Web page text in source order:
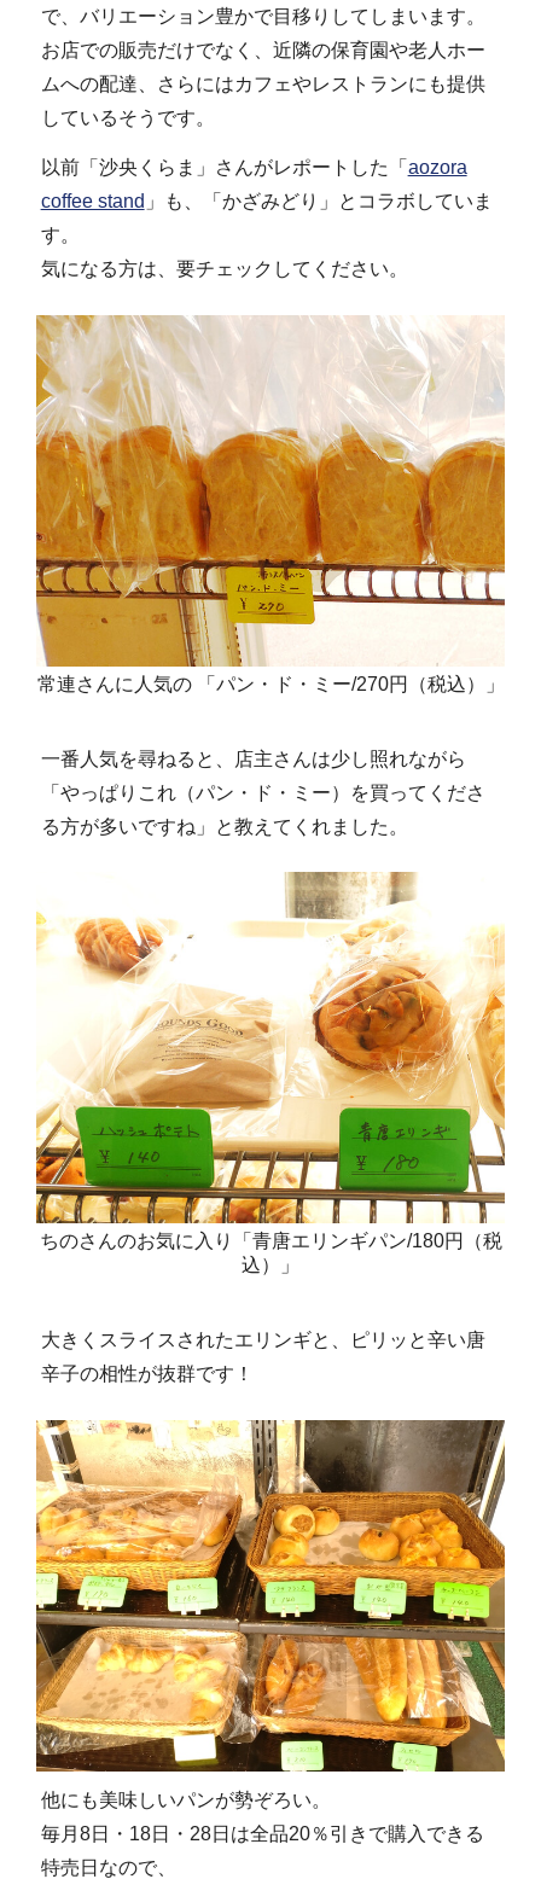
で、バリエーション豊かで目移りしてしまいます。
お店での販売だけでなく、近隣の保育園や老人ホー
ムへの配達、さらにはカフェやレストランにも提供
しているそうです。
以前「沙央くらま」さんがレポートした「 aozora
coffee stand 」も、「かざみどり」とコラボしていま
す。
気になる方は、要チェックしてください。
常連さんに人気の 「パン・ド・ミー/270円（税込）」
一番人気を尋ねると、店主さんは少し照れながら
「やっぱりこれ（パン・ド・ミー）を買ってくださ
る方が多いですね」と教えてくれました。
ちのさんのお気に入り「青唐エリンギパン/180円（税
込）」
大きくスライスされたエリンギと、ピリッと辛い唐
辛子の相性が抜群です！
他にも美味しいパンが勢ぞろい。
毎月8日・18日・28日は全品20％引きで購入できる
特売日なので、